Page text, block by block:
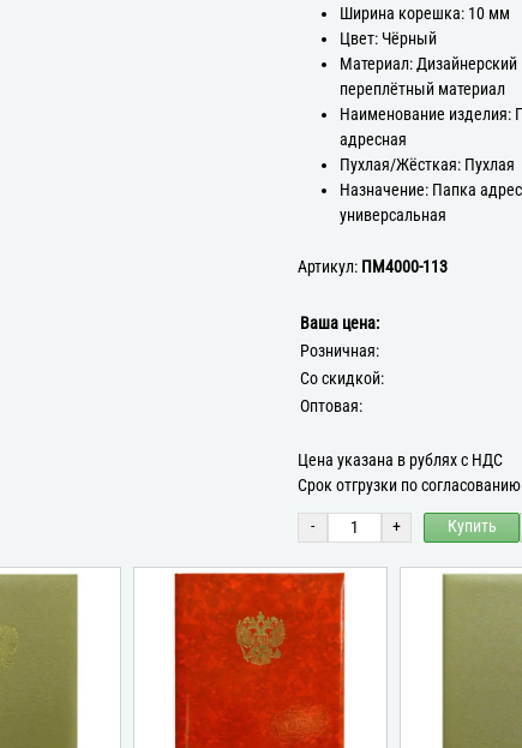
Ширина корешка: 10 мм
Цвет: Чёрный
Материал: Дизайнерский
переплётный материал
Наименование изделия:
адресная
Пухлая/Жёсткая: Пухлая
Назначение: Папка
универсальная
Артикул: ПМ4000-113
Ваша цена:
Розничная:
Со скидкой:
Оптовая:
Цена указана в рублях с НДС
Срок отгрузки по согласованию
- + Купить